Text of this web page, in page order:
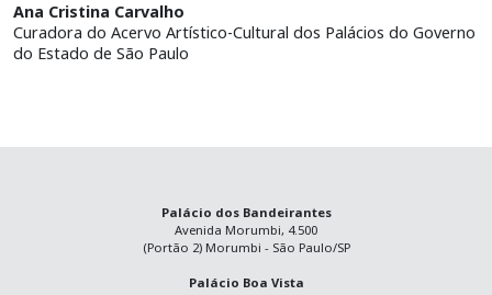
Ana Cristina Carvalho
Curadora do Acervo Artístico-Cultural dos Palácios do Governo
do Estado de São Paulo
Palácio dos Bandeirantes
Avenida Morumbi, 4.500
(Portão 2) Morumbi - São Paulo/SP
Palácio Boa Vista